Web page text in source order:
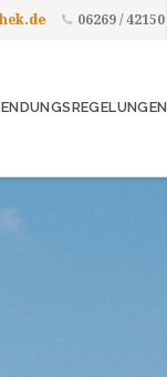
06269 / 42150